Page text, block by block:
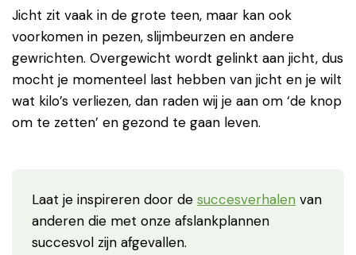
Jicht zit vaak in de grote teen, maar kan ook
voorkomen in pezen, slijmbeurzen en andere
gewrichten. Overgewicht wordt gelinkt aan jicht, dus
mocht je momenteel last hebben van jicht en je wilt
wat kilo’s verliezen, dan raden wij je aan om ‘de knop
om te zetten’ en gezond te gaan leven.
Laat je inspireren door de succesverhalen van
anderen die met onze afslankplannen
succesvol zijn afgevallen.